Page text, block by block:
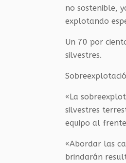
no sostenible,
explotando
Un 70 por
silvestres.
«La
silvestres
equipo al
«Abordar las
brindarán